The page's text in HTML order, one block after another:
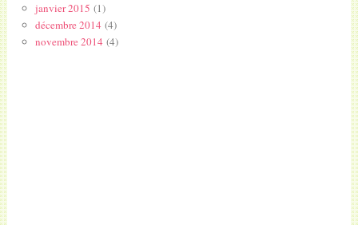
janvier 2015 (1)
décembre 2014(4)
novembre 2014(4)